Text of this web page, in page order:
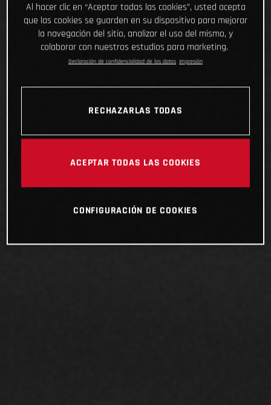
Al hacer clic en “Aceptar todas las cookies”, usted acepta
que las cookies se guarden en su dispositivo para mejorar
la navegación del sitio, analizar el uso del mismo, y
colaborar con nuestros estudios para marketing.
Declaración de confidencialidad de los datos Impresión
RECHAZARLAS TODAS
ACEPTAR TODAS LAS COOKIES
CONFIGURACIÓN DE COOKIES